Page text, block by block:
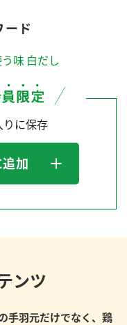
ード
味 白だし
りに保存
加
ンツ
手羽元だけでなく、鶏